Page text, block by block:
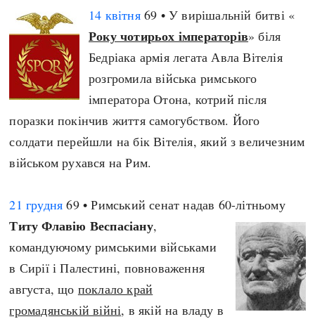
14 квітня69 • У вирішальній битві «
Року чотирьох імператорів» біля
Бедріака армія легата Авла Вітелія
розгромила війська римського
імператора Отона, котрий після
поразки покінчив життя самогубством. Його
солдати перейшли на бік Вітелія, який з величезним
військом рухався на Рим.
21 грудня 69 • Римський сенат надав 60-літньому
Титу Флавію Веспасіану,
командуючому римськими військами
в Сирії і Палестині, повноваження
августа, що поклало край
громадянській війні, в якій на владу в